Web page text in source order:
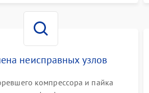
неисправных узлов
компрессора и пайка